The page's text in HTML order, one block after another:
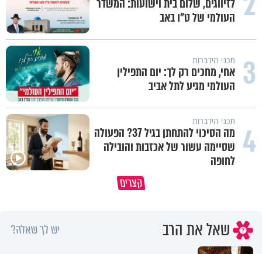
לזיווגים, שלום בית וישועות: המשדר
העולמי של ט"ו באב
3 תכני הידברות
אחי, מחכים רק לך: יום התפילין
העולמי מגיע לתל אביב
4 תכני הידברות
מה הסיכוי להתחתן בגיל 37? הפעולה
שסיימה עשור של אכזבות והובילה
לחופה
קצרים
שאל את הרב יש לך שאלה?